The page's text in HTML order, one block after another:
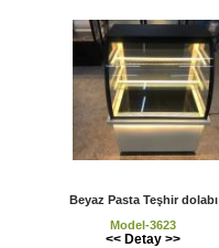
Beyaz Pasta Teşhir dolabı
Model-3623
<< Detay >>